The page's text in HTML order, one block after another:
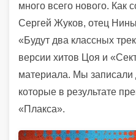
много всего нового. Как
Сергей Жуков, отец
«Будут два классных
версии хитов Цоя и
материала. Мы записали
которые в результате
«Плакса».